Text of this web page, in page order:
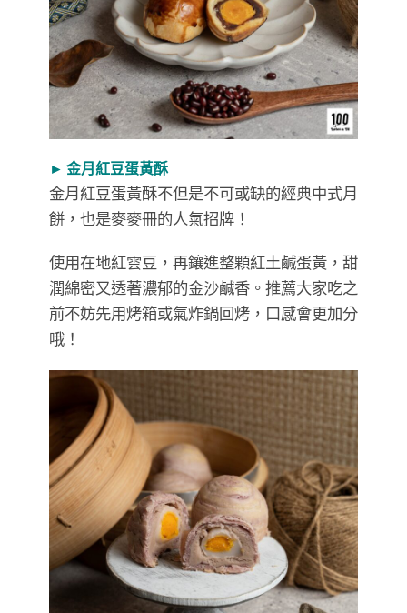
► 金月紅豆蛋黃酥
金月紅豆蛋黃酥不但是不可或缺的經典中式月
餅，也是麥麥冊的人氣招牌！
使用在地紅雲豆，再鑲進整顆紅土鹹蛋黃，甜
潤綿密又透著濃郁的金沙鹹香。推薦大家吃之
前不妨先用烤箱或氣炸鍋回烤，口感會更加分
哦！